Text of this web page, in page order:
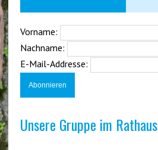
Vorname:
Nachname:
E-Mail-Addresse:
Unsere Gruppe im Rathaus